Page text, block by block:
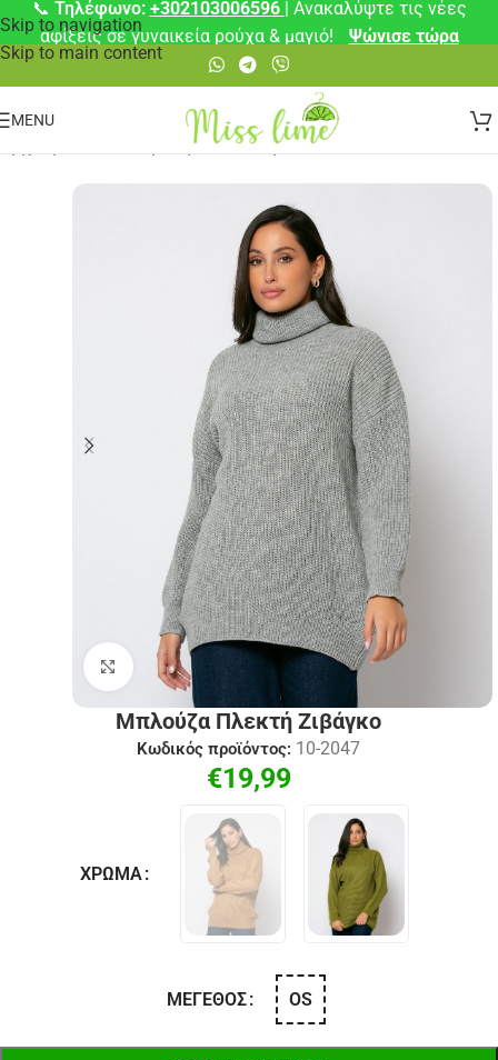
Skip to navigation
Skip to main content
📞 Τηλέφωνο: +302103006596 | Ανακαλύψτε τις νέες
αφίξεις σε γυναικεία ρούχα & μαγιό!
Ψώνισε τώρα
MENU
⚡ Άμεση Αποστολή
Click to enlarge
Μπλούζα Πλεκτή Ζιβάγκο
Κωδικός προϊόντος: 10-2047
€19,99
ΧΡΏΜΑ
ΜΈΓΕΘΟΣ OS